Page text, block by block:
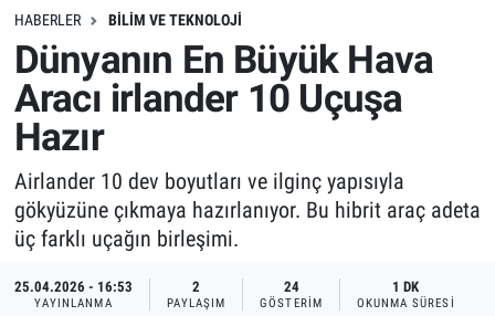
HABERLER BILIM VE TEKNOLOJI
Dünyanın En Büyük Hava
Aracı irlander 10 Uçuşa
Hazır
Airlander 10 dev boyutları ve ilginç yapısıyla
gökyüzüne çıkmaya hazırlanıyor. Bu hibrit araç adeta
üç farklı uçağın birleşimi.
25.04.2026 - 16:53
YAYINLANMA
2
PAYLAŞIM
24
GÖSTERIM
1 DK
OKUNMA SÜRESI